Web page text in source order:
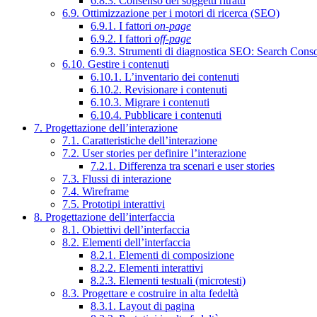
6.9. Ottimizzazione per i motori di ricerca (SEO)
6.9.1. I fattori on-page
6.9.2. I fattori off-page
6.9.3. Strumenti di diagnostica SEO: Search
6.10. Gestire i contenuti
6.10.1. L’inventario dei contenuti
6.10.2. Revisionare i contenuti
6.10.3. Migrare i contenuti
6.10.4. Pubblicare i contenuti
7. Progettazione dell’interazione
7.1. Caratteristiche dell’interazione
7.2. User stories per definire l’interazione
7.2.1. Differenza tra scenari e user stories
7.3. Flussi di interazione
7.4. Wireframe
7.5. Prototipi interattivi
8. Progettazione dell’interfaccia
8.1. Obiettivi dell’interfaccia
8.2. Elementi dell’interfaccia
8.2.1. Elementi di composizione
8.2.2. Elementi interattivi
8.2.3. Elementi testuali (microtesti)
8.3. Progettare e costruire in alta fedeltà
8.3.1. Layout di pagina